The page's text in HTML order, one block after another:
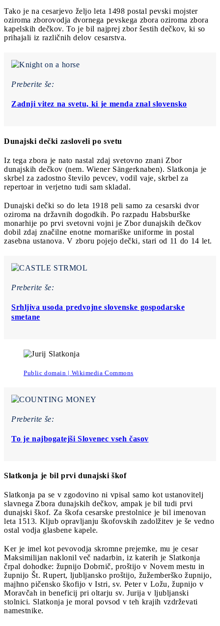
Tako je na cesarjevo željo leta 1498 postal pevski mojster
oziroma zborovodja dvornega pevskega zbora oziroma zbora
kapelskih dečkov. To je bil najprej zbor šestih dečkov, ki so
prihajali iz različnih delov cesarstva.
Preberite še:
Zadnji vitez na svetu, ki je menda znal slovensko
Dunajski dečki zasloveli po svetu
Iz tega zbora je nato nastal zdaj svetovno znani Zbor
dunajskih dečkov (nem. Wiener Sängerknaben). Slatkonja je
skrbel za zadostno število pevcev, vodil vaje, skrbel za
repertoar in verjetno tudi sam skladal.
Dunajski dečki so do leta 1918 peli samo za cesarski dvor
oziroma na državnih dogodkih. Po razpadu Habsburške
monarhije po prvi svetovni vojni je Zbor dunajskih dečkov
dobil zdaj značilne enotne mornariške uniforme in postal
zasebna ustanova. V zboru pojejo dečki, stari od 11 do 14 let.
Preberite še:
Srhljiva usoda predvojne slovenske gospodarske
smetane
Public domain | Wikimedia Commons
Preberite še:
To je najbogatejši Slovenec vseh časov
Slatkonja je bil prvi dunajski škof
Slatkonja pa se v zgodovino ni vpisal samo kot ustanovitelj
slavnega Zbora dunajskih dečkov, ampak je bil tudi prvi
dunajski škof. Za škofa cesarske prestolnice je bil imenovan
leta 1513. Kljub opravljanju škofovskih zadolžitev je še vedno
ostal vodja glasbene kapele.
Ker je imel kot pevovodja skromne prejemke, mu je cesar
Maksimilijan naklonil več nadarbin, iz katerih je Slatkonja
črpal dohodke: župnijo Dobrnič, proštijo v Novem mestu in
župnijo Št. Rupert, ljubljansko proštijo, žužemberško župnijo,
majhno pičensko škofijo v Istri, sv. Peter v Ložu, župnijo v
Moravčah in beneficij pri oltarju sv. Jurija v ljubljanski
stolnici. Slatkonja je moral povsod v teh krajih vzdrževati
namestnike.